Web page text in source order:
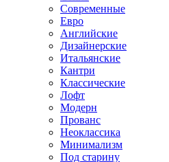
Современные
Евро
Английские
Дизайнерские
Итальянские
Кантри
Классические
Лофт
Модерн
Прованс
Неоклассика
Минимализм
Под старину